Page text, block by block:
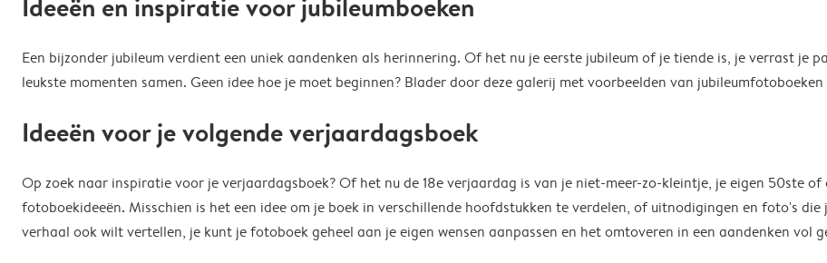
Ideeën en inspiratie voor jubileumboeken
Een bijzonder jubileum verdient een uniek aandenken als herinnering. Of het nu je eerste jubileum of je tiende is, je verrast je
leukste momenten samen. Geen idee hoe je moet beginnen? Blader door deze galerij met voorbeelden van
Ideeën voor je volgende verjaardagsboek
Op zoek naar inspiratie voor je verjaardagsboek? Of het nu de 18e verjaardag is van je niet-meer-zo-kleintje, je eigen 50ste
fotoboekideeën. Misschien is het een idee om je boek in verschillende hoofdstukken te verdelen, of uitnodigingen en foto's
verhaal ook wilt vertellen, je kunt je fotoboek geheel aan je eigen wensen aanpassen en het omtoveren in een aandenken vol